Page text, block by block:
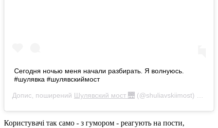
Сегодня ночью меня начали разбирать. Я волнуюсь.
#шулявка #шулявскиймост
Допис, поширений Шулявский мост 🌉 (@shuliavskiimost) 17
Користувачі так само - з гумором - реагують на пости,